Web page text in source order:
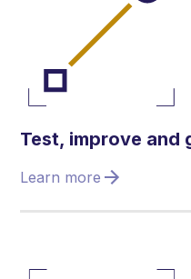
Test, improve and
Learn more